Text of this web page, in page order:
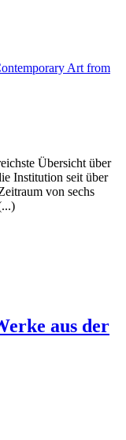
Übersicht über
Institution seit über
von sechs
aus der